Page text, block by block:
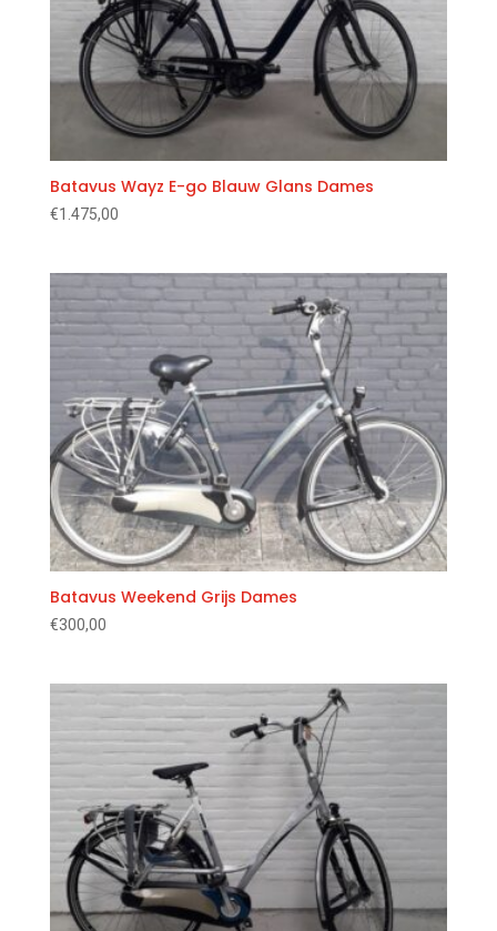
Batavus Wayz E-go Blauw Glans Dames
€1.475,00
Batavus Weekend Grijs Dames
€300,00